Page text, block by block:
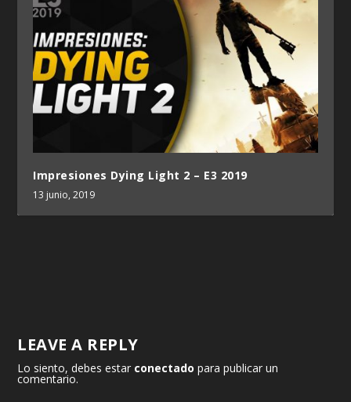
Impresiones Dying Light 2 – E3 2019
13 junio, 2019
LEAVE A REPLY
Lo siento, debes estar conectado para publicar un
comentario.